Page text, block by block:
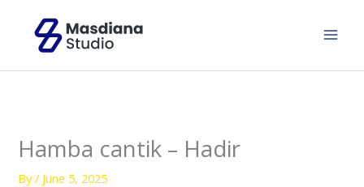
content
Hamba cantik – Hadir
By/ June 5, 2025